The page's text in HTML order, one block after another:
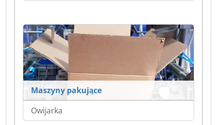
Maszyny pakujące
Owijarka